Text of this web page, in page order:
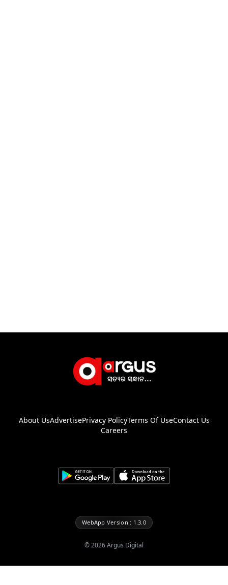
About UsAdvertisePrivacy PolicyTerms Of UseContact Us
Careers
WebApp Version : 1.3.0
©2026Argus Digital